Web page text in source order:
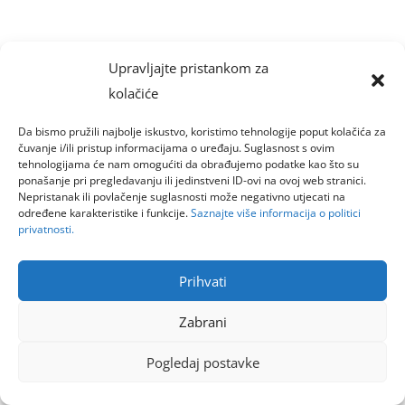
Upravljajte pristankom za
kolačiće
Da bismo pružili najbolje iskustvo, koristimo tehnologije poput kolačića za
čuvanje i/ili pristup informacijama o uređaju. Suglasnost s ovim
tehnologijama će nam omogućiti da obrađujemo podatke kao što su
ponašanje pri pregledavanju ili jedinstveni ID-ovi na ovoj web stranici.
Nepristanak ili povlačenje suglasnosti može negativno utjecati na
određene karakteristike i funkcije.Saznajte više informacija o politici
privatnosti.
Prihvati
Zabrani
Pogledaj postavke